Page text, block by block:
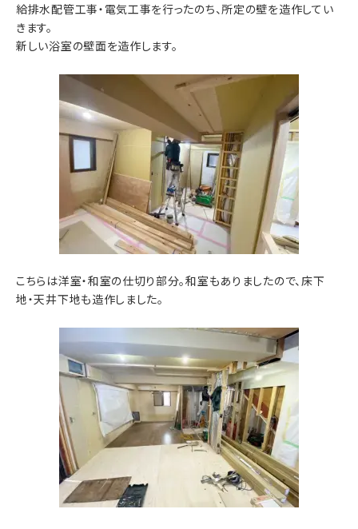
給排水配管工事・電気工事を行ったのち、所定の壁を造作してい
きます。
新しい浴室の壁面を造作します。
こちらは洋室・和室の仕切り部分。和室もありましたので、床下
地・天井下地も造作しました。